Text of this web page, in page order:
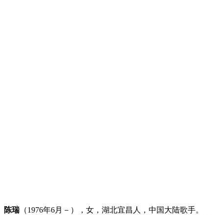
陈瑞（1976年6月 － ），女，湖北宜昌人，中国大陆歌手。